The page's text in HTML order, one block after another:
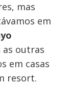
mas
em
as outras
em casas
resort.